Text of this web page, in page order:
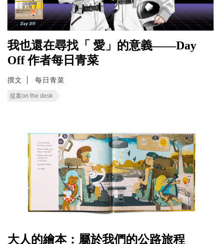
我也還在尋找「 愛」的意義——Day
Off 作者每日青菜
撰文 每日青菜
提案on the desk
大人的繪本：屬於我們的公路旅程